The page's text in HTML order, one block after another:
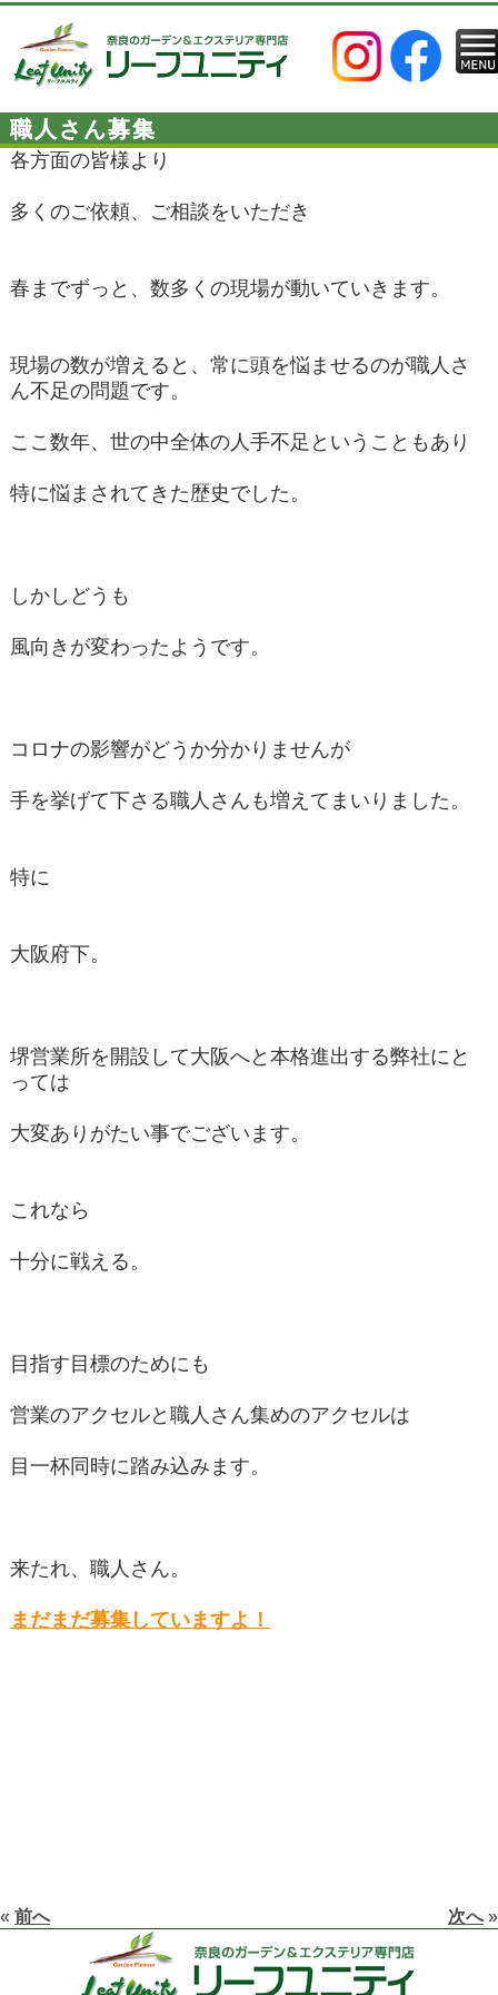
職人さん募集
各方面の皆様より
多くのご依頼、ご相談をいただき
春までずっと、数多くの現場が動いていきます。
現場の数が増えると、常に頭を悩ませるのが職人さ
ん不足の問題です。
ここ数年、世の中全体の人手不足ということもあり
特に悩まされてきた歴史でした。
しかしどうも
風向きが変わったようです。
コロナの影響がどうか分かりませんが
手を挙げて下さる職人さんも増えてまいりました。
特に
大阪府下。
堺営業所を開設して大阪へと本格進出する弊社にと
っては
大変ありがたい事でございます。
これなら
十分に戦える。
目指す目標のためにも
営業のアクセルと職人さん集めのアクセルは
目一杯同時に踏み込みます。
来たれ、職人さん。
まだまだ募集していますよ！
« 前へ 次へ»